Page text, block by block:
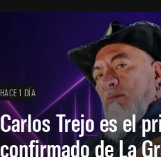
HACE 1 DÍA
Carlos Trejo es el
confirmado de La